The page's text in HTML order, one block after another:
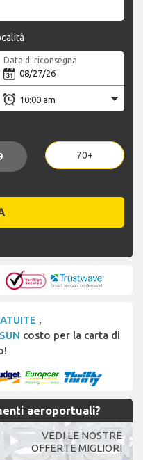
Data di riconsegna
70+
,
costo per la carta di
aeroportuali?
VEDI LE NOSTRE
OFFERTE MIGLIORI